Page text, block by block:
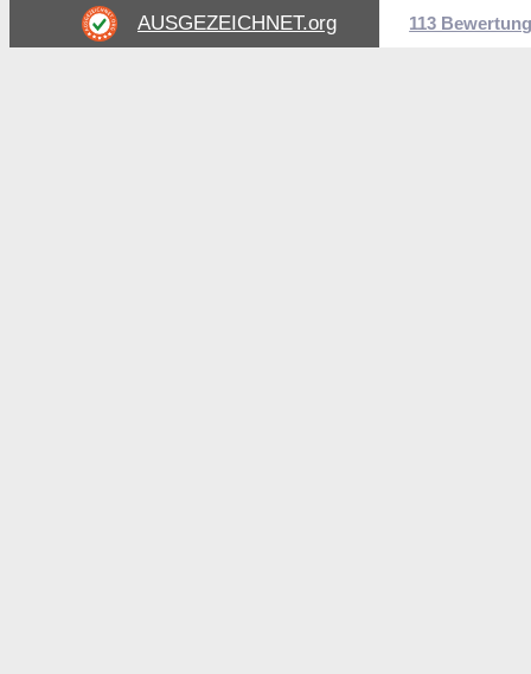
AUSGEZEICHNET.org 113